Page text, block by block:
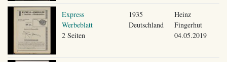
Express
Werbeblatt
2 Seiten
1935
Deutschland
Heinz
Fingerhut
04.05.2019